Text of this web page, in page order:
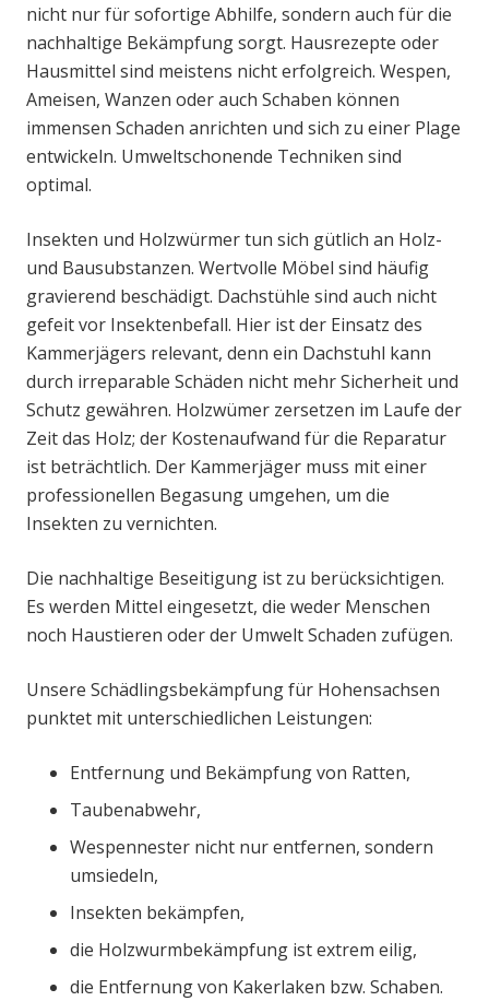
nicht nur für sofortige Abhilfe, sondern auch für die
nachhaltige Bekämpfung sorgt. Hausrezepte oder
Hausmittel sind meistens nicht erfolgreich. Wespen,
Ameisen, Wanzen oder auch Schaben können
immensen Schaden anrichten und sich zu einer Plage
entwickeln. Umweltschonende Techniken sind
optimal.
Insekten und Holzwürmer tun sich gütlich an Holz-
und Bausubstanzen. Wertvolle Möbel sind häufig
gravierend beschädigt. Dachstühle sind auch nicht
gefeit vor Insektenbefall. Hier ist der Einsatz des
Kammerjägers relevant, denn ein Dachstuhl kann
durch irreparable Schäden nicht mehr Sicherheit und
Schutz gewähren. Holzwümer zersetzen im Laufe der
Zeit das Holz; der Kostenaufwand für die Reparatur
ist beträchtlich. Der Kammerjäger muss mit einer
professionellen Begasung umgehen, um die
Insekten zu vernichten.
Die nachhaltige Beseitigung ist zu berücksichtigen.
Es werden Mittel eingesetzt, die weder Menschen
noch Haustieren oder der Umwelt Schaden zufügen.
Unsere Schädlingsbekämpfung für Hohensachsen
punktet mit unterschiedlichen Leistungen:
Entfernung und Bekämpfung von Ratten,
Taubenabwehr,
Wespennester nicht nur entfernen, sondern
umsiedeln,
Insekten bekämpfen,
die Holzwurmbekämpfung ist extrem eilig,
die Entfernung von Kakerlaken bzw. Schaben.